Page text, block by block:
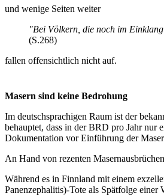
und wenige Seiten weiter
"Bei Völkern, die noch im
(S.268)
fallen offensichtlich nicht auf.
Masern sind keine Bedrohung
Im deutschsprachigen Raum ist der
behauptet, dass in der BRD pro Jahr
Dokumentation vor Einführung der
An Hand von rezenten
Während es in Finnland mit einem
Panenzephalitis)-Tote als Spätfolge